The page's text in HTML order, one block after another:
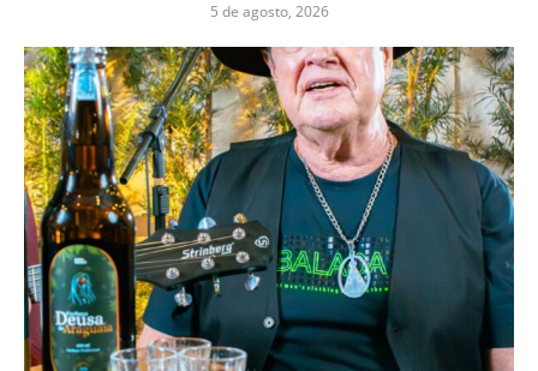
5 de agosto, 2026